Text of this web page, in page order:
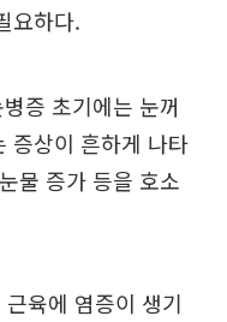
요하다.
증 초기에는 눈꺼
증상이 흔하게 나타
물 증가 등을 호소
육에 염증이 생기